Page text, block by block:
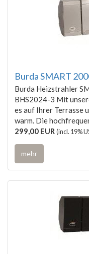
Burda SMART
Burda Heizstrahler
BHS2024-3 Mit
es auf Ihrer Terrasse
warm. Die
299,00 EUR(incl. 19%
mehr